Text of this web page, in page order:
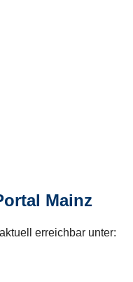
Mainz
erreichbar unter: